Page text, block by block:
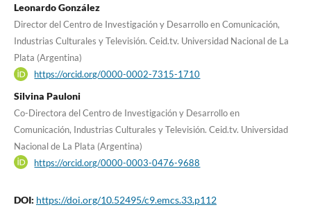
Leonardo González
Director del Centro de Investigación y Desarrollo en Comunicación,
Industrias Culturales y Televisión. Ceid.tv. Universidad Nacional de La
Plata (Argentina)
https://orcid.org/0000-0002-7315-1710
Silvina Pauloni
Co-Directora del Centro de Investigación y Desarrollo en
Comunicación, Industrias Culturales y Televisión. Ceid.tv. Universidad
Nacional de La Plata (Argentina)
https://orcid.org/0000-0003-0476-9688
DOI: https://doi.org/10.52495/c9.emcs.33.p112